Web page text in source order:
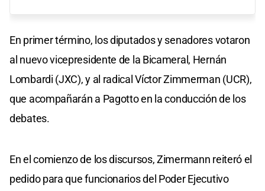
En primer término, los diputados y senadores votaron
al nuevo vicepresidente de la Bicameral, Hernán
Lombardi (JXC), y al radical Víctor Zimmerman (UCR),
que acompañarán a Pagotto en la conducción de los
debates.
En el comienzo de los discursos, Zimermann reiteró el
pedido para que funcionarios del Poder Ejecutivo